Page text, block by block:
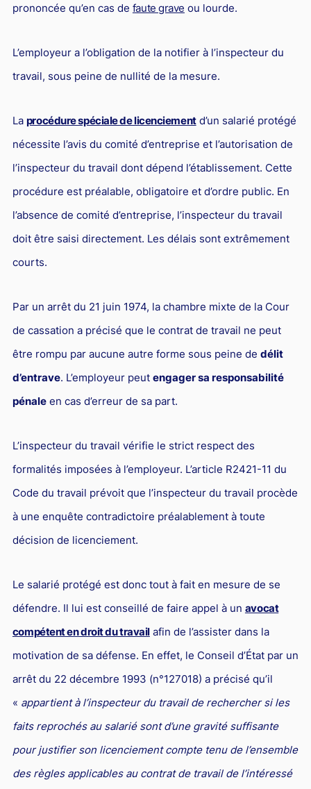
prononcée qu’en cas de faute grave ou lourde.
L’employeur a l’obligation de la notifier à l’inspecteur du
travail, sous peine de nullité de la mesure.
La procédure spéciale de licenciementd’un salarié protégé
nécessite l’avis du comité d’entreprise et l’autorisation de
l’inspecteur du travail dont dépend l’établissement. Cette
procédure est préalable, obligatoire et d’ordre public. En
l’absence de comité d’entreprise, l’inspecteur du travail
doit être saisi directement. Les délais sont extrêmement
courts.
Par un arrêt du 21 juin 1974, la chambre mixte de la Cour
de cassation a précisé que le contrat de travail ne peut
être rompu par aucune autre forme sous peine de délit
d’entrave. L’employeur peut engager sa responsabilité
pénaleen cas d’erreur de sa part.
L’inspecteur du travail vérifie le strict respect des
formalités imposées à l’employeur. L’article R2421-11 du
Code du travail prévoit que l’inspecteur du travail procède
à une enquête contradictoire préalablement à toute
décision de licenciement.
Le salarié protégé est donc tout à fait en mesure de se
défendre. Il lui est conseillé de faire appel à un avocat
compétent en droit du travailafin de l’assister dans la
motivation de sa défense. En effet, le Conseil d’État par un
arrêt du 22 décembre 1993 (n°127018) a précisé qu’il
« appartient à l’inspecteur du travail de rechercher si les
faits reprochés au salarié sont d’une gravité suffisante
pour justifier son licenciement compte tenu de l’ensemble
des règles applicables au contrat de travail de l’intéressé